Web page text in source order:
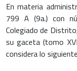
En materia
799 A (9a.) con
Colegiado de
su gaceta (tomo
considera lo